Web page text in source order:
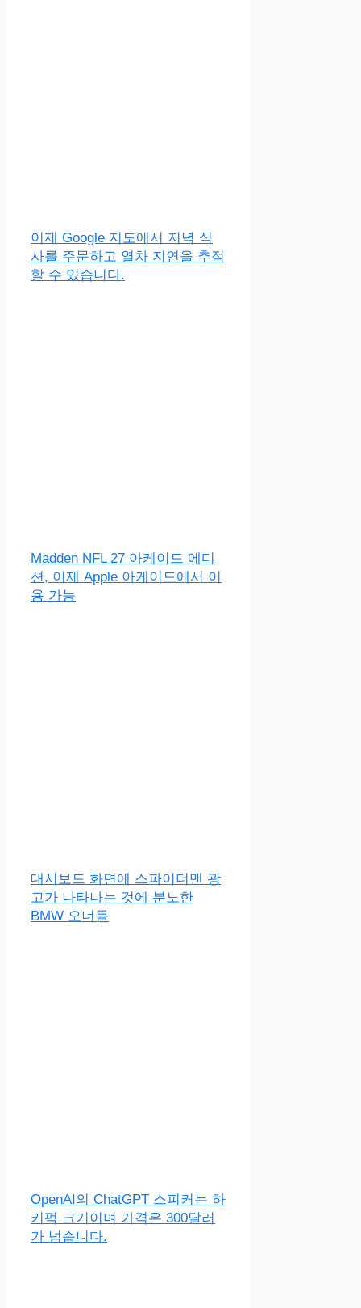
이제 Google 지도에서 저녁 식
사를 주문하고 열차 지연을 추적
할 수 있습니다.
Madden NFL 27 아케이드 에디
션, 이제 Apple 아케이드에서 이
용 가능
대시보드 화면에 스파이더맨 광
고가 나타나는 것에 분노한
BMW 오너들
OpenAI의 ChatGPT 스피커는 하
키퍽 크기이며 가격은 300달러
가 넘습니다.